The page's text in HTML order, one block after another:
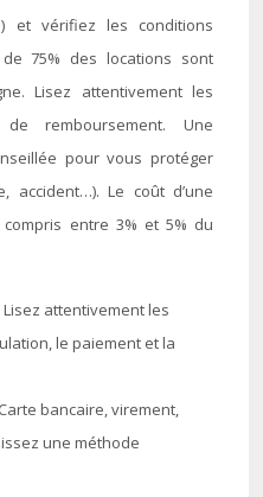
et vérifiez les conditions
75% des locations sont
Lisez attentivement les
remboursement. Une
pour vous protéger
accident…). Le coût d’une
entre 3% et 5% du
Lisez attentivement les
le paiement et la
Carte bancaire, virement,
une méthode